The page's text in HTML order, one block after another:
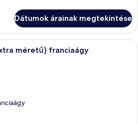
Dátumok árainak megtekintése
Egy szállodai szoba, amelyben
méretű) franciaágy